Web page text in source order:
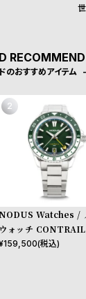
RECOMMEND
のおすすめアイテム
NODUS Watches /
ウォッチ CONTRAIL
159,500(税込)